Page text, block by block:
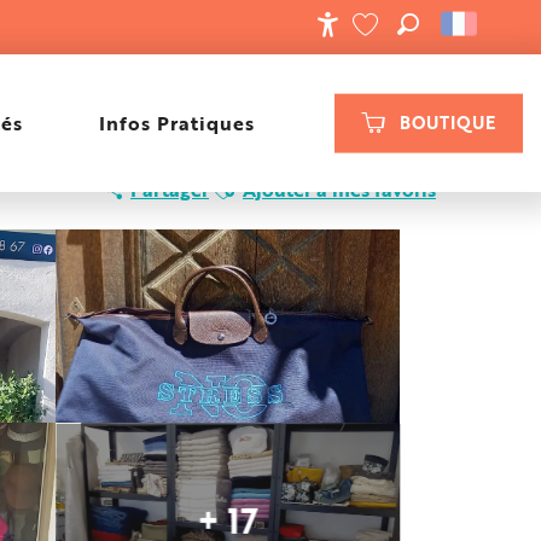
BOUTIQUE
VOIR LES FAVORIS
RECHERCHE
Infos Pratiques
Partager Ajouter à mes favoris
+ 17